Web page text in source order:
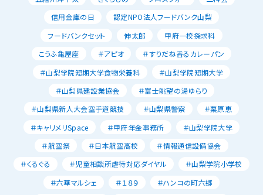
信用金庫の日
認定NPO法人フードバンク山梨
フードバンクセット
伸太郎
甲府一校探求科
こうふ亀屋座
＃アピオ
＃すりだね香るカレーパン
＃山梨学院短期大学食物栄養科
＃山梨学院短期大学
＃山梨県建設業協会
＃富士眺望の湯ゆらり
＃山梨県新人大会空手道競技
＃山梨県警察
＃栗原恵
＃キャリメリSpace
＃甲府年金事務所
＃山梨学院大学
＃航空祭
＃日本航空高校
＃情報通信設備協会
＃くるぐる
＃児童相談所虐待対応ダイヤル
＃山梨学院小学校
＃六華マルシェ
＃１８９
＃ハンコの町六郷